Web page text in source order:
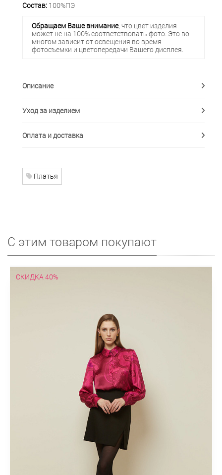
Состав: 100%ПЭ
Обращаем Ваше внимание, что цвет изделия
может не на 100% соответствовать фото. Это во
многом зависит от освещения во время
фотосъемки и цветопередачи Вашего дисплея.
Описание
Уход за изделием
Оплата и доставка
Платья
С этим товаром покупают
СКИДКА 40%